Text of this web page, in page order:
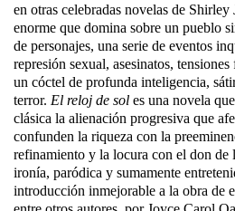
en otras celebradas novelas de Shirley
enorme que domina sobre un pueblo
de personajes, una serie de eventos
represión sexual, asesinatos,
un cóctel de profunda inteligencia,
terror. El reloj de sol es una novela
clásica la alienación progresiva que
confunden la riqueza con la
refinamiento y la locura con el don de
ironía, paródica y sumamente
introducción inmejorable a la obra de